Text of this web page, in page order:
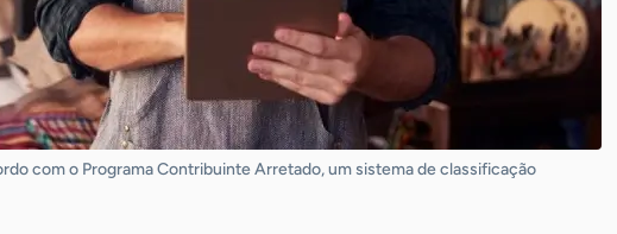
com o Programa Contribuinte Arretado, um sistema de classificação